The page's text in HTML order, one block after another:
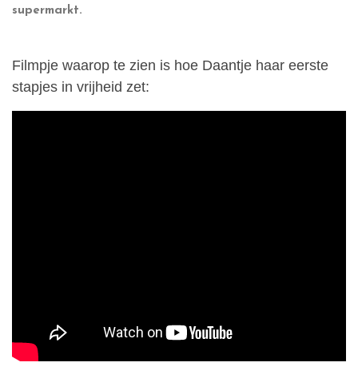
supermarkt.
Filmpje waarop te zien is hoe Daantje haar eerste
stapjes in vrijheid zet: